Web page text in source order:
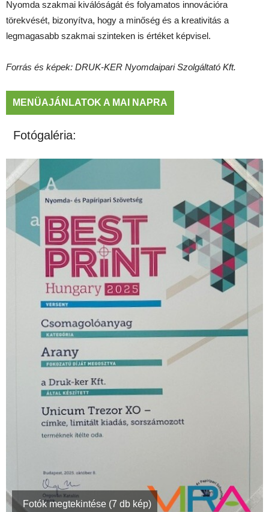
Nyomda szakmai kiválóságát és folyamatos innovációra
törekvését, bizonyítva, hogy a minőség és a kreativitás a
legmagasabb szakmai szinteken is értéket képvisel.
Forrás és képek: DRUK-KER Nyomdaipari Szolgáltató Kft.
MENÜAJÁNLATOK A MAI NAPRA
Fotógaléria:
Fotók megtekintése (7 db kép)